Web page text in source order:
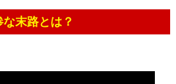
末路とは？